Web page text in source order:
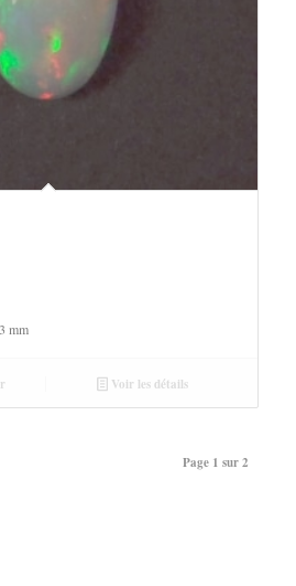
mm
Voir les détails
Page 1 sur 2